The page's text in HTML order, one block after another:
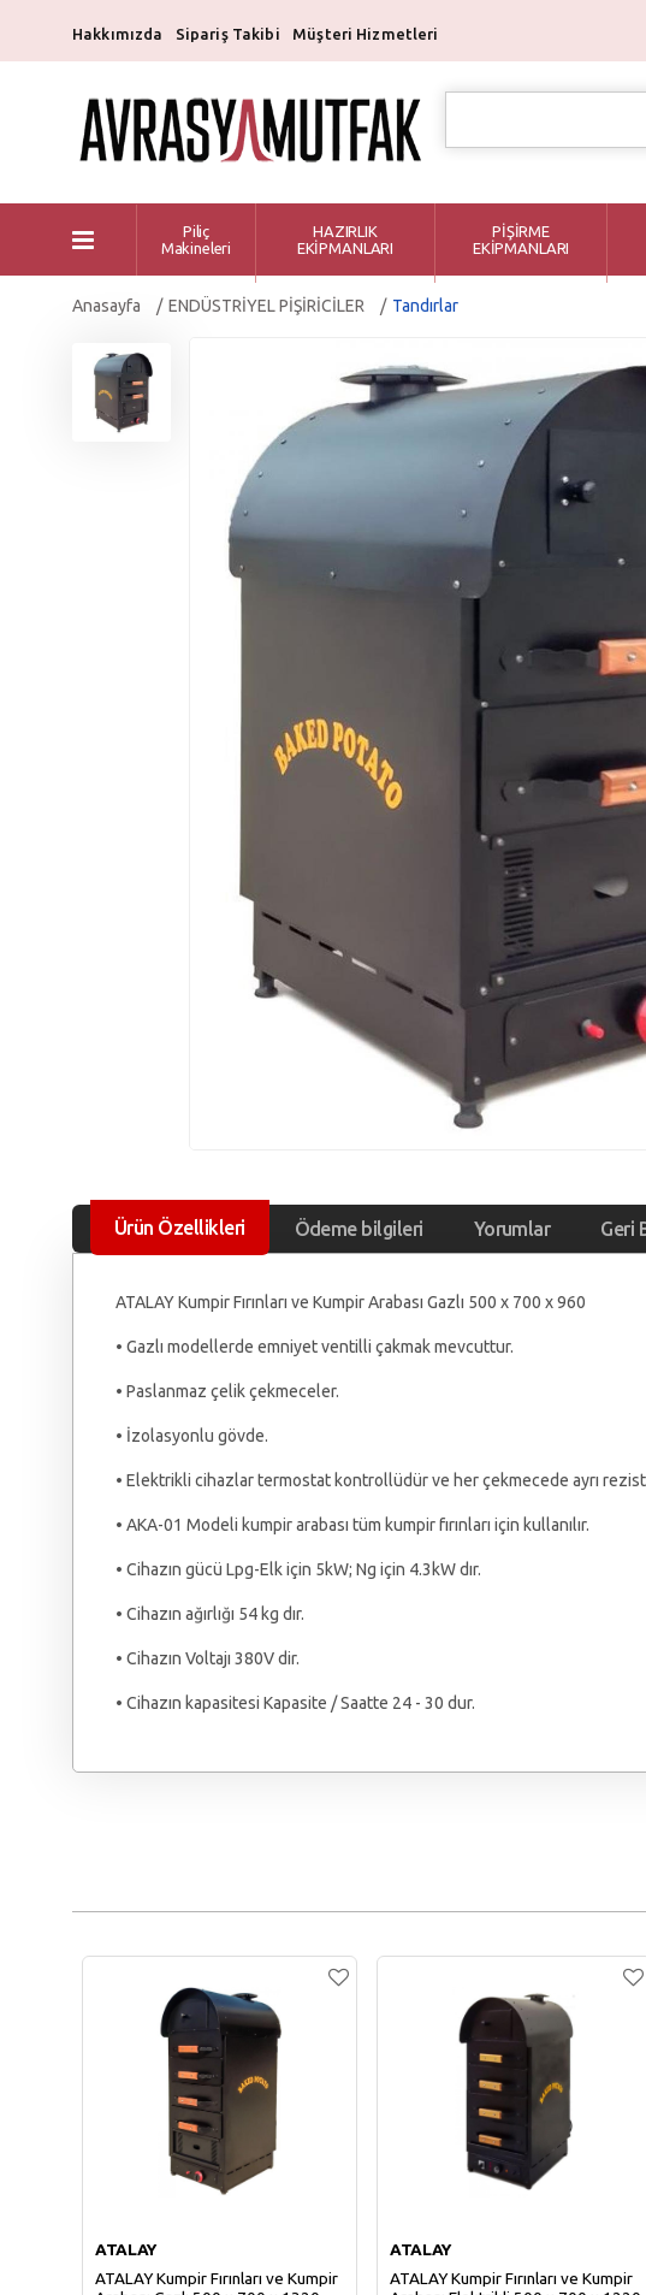
Hakkımızda Sipariş Takibi Müşteri Hizmetleri
Piliç
Makineleri
HAZIRLIK
EKİPMANLARI
PİŞİRME
EKİPMANLARI
Anasayfa ENDÜSTRİYEL PİŞİRİCİLER Tandırlar
Ürün Özellikleri Ödeme bilgileri Yorumlar Geri
ATALAY Kumpir Fırınları ve Kumpir Arabası Gazlı 500 x 700 x 960
• Gazlı modellerde emniyet ventilli çakmak mevcuttur.
• Paslanmaz çelik çekmeceler.
• İzolasyonlu gövde.
• Elektrikli cihazlar termostat kontrollüdür ve her çekmecede ayrı
• AKA-01 Modeli kumpir arabası tüm kumpir fırınları için kullanılır.
• Cihazın gücü Lpg-Elk için 5kW; Ng için 4.3kW dır.
• Cihazın ağırlığı 54 kg dır.
• Cihazın Voltajı 380V dir.
• Cihazın kapasitesi Kapasite / Saatte 24 - 30 dur.
ATALAY
ATALAY Kumpir Fırınları ve Kumpir
ATALAY
ATALAY Kumpir Fırınları ve Kumpir